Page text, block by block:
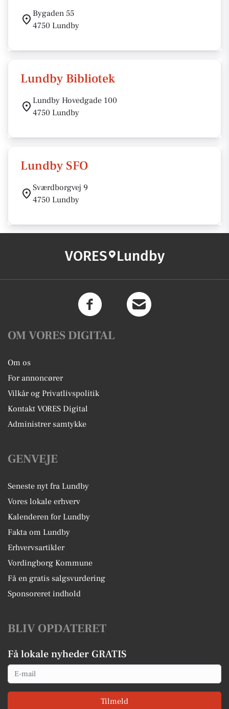
Bygaden 55
4750 Lundby
Lundby Bibliotek
Lundby Hovedgade 100
4750 Lundby
Lundby SFO
Sværdborgvej 9
4750 Lundby
VORES Lundby
OM VORES DIGITAL
Om os
For annoncører
Vilkår og Privatlivspolitik
Kontakt VORES Digital
Administrer samtykke
GENVEJE
Seneste nyt fra Lundby
Vores lokale erhverv
Kalenderen for Lundby
Fakta om Lundby
Erhvervsartikler
Vordingborg Kommune
Få en gratis salgsvurdering
Sponsoreret indhold
BLIV OPDATERET
Få lokale nyheder GRATIS
Email
Tilmeld